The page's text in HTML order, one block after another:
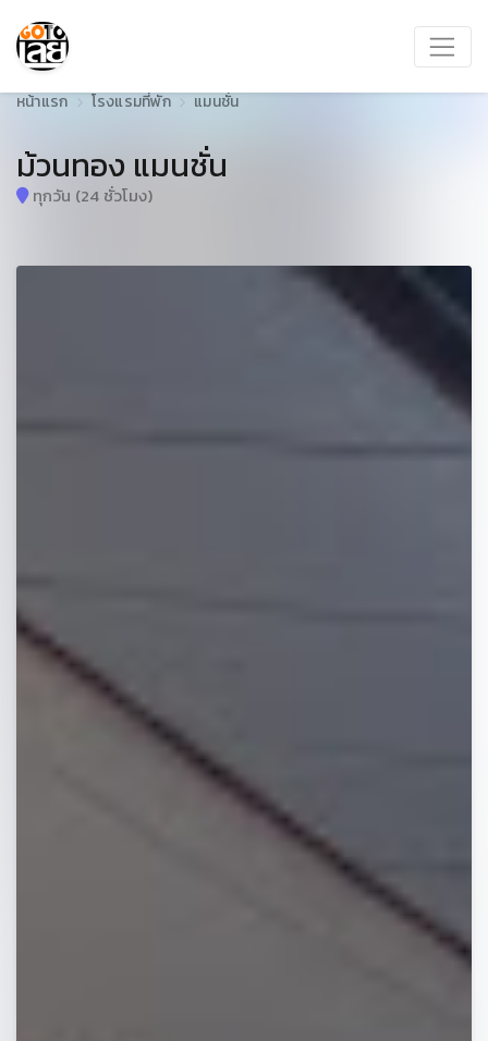
หน้าแรก โรงแรมที่พัก แมนชั่น
ม้วนทอง แมนชั่น
ทุกวัน (24 ชั่วโมง)